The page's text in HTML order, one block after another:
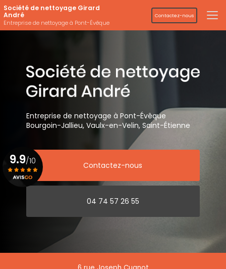
Aller
au
contenu
principal
Société de nettoyage Girard
André
Entreprise de nettoyage à Pont-Évêque
Contactez-nous
Entreprise de nettoyage à Pont-Évêque
Bourgoin-Jallieu, Vaulx-en-Velin, Saint-Étienne
Contactez-nous
04 74 57 26 55
9.9/10